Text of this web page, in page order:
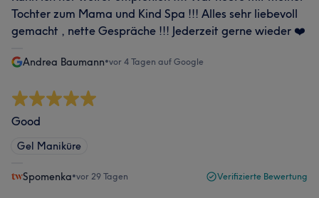
Tochter zum Mama und Kind Spa !!! Alles sehr liebevoll
gemacht , nette Gespräche !!! Jederzeit gerne wieder ❤️
Andrea Baumann•vor 4 Tagen auf Google
Good
Gel Maniküre
Spomenka•vor 29 Tagen Verifizierte Bewertung